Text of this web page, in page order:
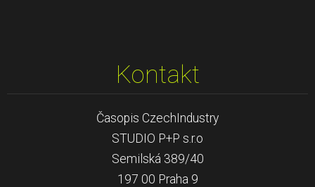
Kontakt
Časopis CzechIndustry
STUDIO P+P s.r.o
Semilská 389/40
197 00 Praha 9